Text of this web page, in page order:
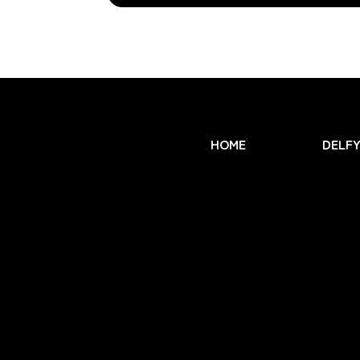
HOME DELFY